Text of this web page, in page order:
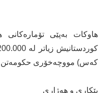
هاوكات بەپێی
كەس) مووچەخۆری حكومەتن
بێكاری و هەژاری